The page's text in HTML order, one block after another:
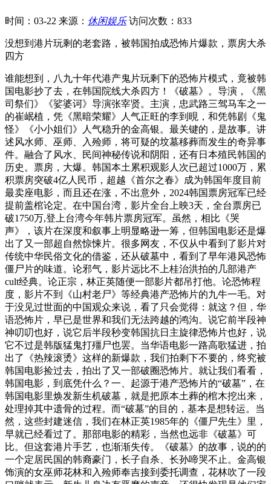
时间：03-22 来源： 休闲娱乐 访问次数：833
没想到港片玩剩的老套路，被韩国拍成恐怖片爆款，票房大杀
四方
谁能想到，八九十年代港产鬼片玩剩下的恐怖片模式，竟被韩
国电影抄了去，在韩国院线大杀四方！《破墓》。导演，《黑
司祭们》《娑婆诃》导演张宰贤。主演，忠武路三驾马车之一
的崔岷植，凭《黑暗荣耀》人气正旺的李到晛，和凭韩剧《鬼
怪》《小小姐们》人气稳升的金高银。最关键的，是故事。讲
述风水师、巫师、入殓师，将可疑的坟墓移葬而发生的奇异事
件。融合了风水、民间神秘传说和阴阳，还有日本殖民韩国的
历史。票房，大爆。韩国本土累积观影人次已超过1000万，累
积票房突破4亿人民币，超越《首尔之春》成为韩国年度目前
最卖座电影，而且还在涨，不出意外，2024韩国票房冠军已经
提前盖棺论定。在中国台湾，影片全台上映3天，全台票房已
破1750万,登上台湾今年韩片票房冠军。虽然，相比《哭
声》，该片在深度和叙事上明显略逊一筹，但韩国电影还是爆
出了又一部超自然惊悚片。很多网友，不仅从中看到了影片对
传统中华民俗文化的借鉴，还从破墓中，看到了早年港风恐怖
僵尸片的味道。论邪气，影片远比不上桂治洪拍的几部港产
cult经典。论正宗，林正英随便一部影片都吊打他。论恐怖程
度，影片不到《山村老尸》等经典港产恐怖片的九牛一毛。对
于没见过世面的中国观众来说，看了只会觉得：就这？但，华
语恐怖片，早已是世界和我们无法跨越的鸿沟。说它前半段神
神叨叨也好，说它后半段秒变韩国抗日主旋律恐怖片也好，说
它不过是韩版猛鬼打殭尸也罢。当华语电影一路高歌猛进，拍
出了《热辣滚烫》这样的新爆款，我们拍剩下不要的，终究被
韩国电影捡过去，拍出了又一部破圈恐怖片。就让我们看看，
韩国电影，到底凭什么？一、起源于港产恐怖片的“破墓”，在
韩国电影里焕发新生机破墓，就是把原本土葬的棺木挖出来，
处理掉其中遗骨的过程。而“破墓”的目的，基本是想转运。当
然，这些封建迷信，我们在林正英1985年的《僵尸先生》里，
早就已经看过了。那部电影的精彩，当然也远非《破墓》可
比。但这套港片手艺，也渐渐失传。《破墓》的故事，说的的
一个定居民国的韩裔豪门，长子自杀、长孙啼哭不止。金高银
饰演的女巫师花林和入殓师奉吉接到委托调查，花林吹了一段